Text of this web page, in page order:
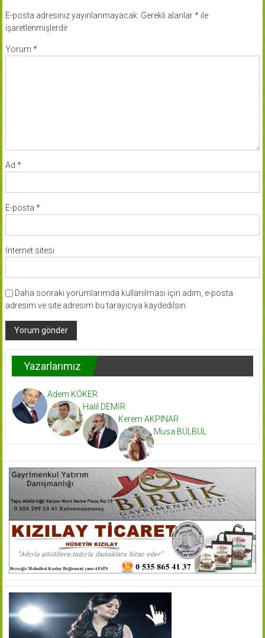
E-posta adresiniz yayınlanmayacak. Gerekli alanlar*ile
işaretlenmişlerdir
Yorum *
Ad *
E-posta *
İnternet sitesi
Daha sonraki yorumlarımda kullanılması için adım, e-posta
adresim ve site adresim bu tarayıcıya kaydedilsin.
Yazarlarımız
Adem KÖKER
Halil DEMİR
Kerem AKPINAR
Musa BÜLBÜL